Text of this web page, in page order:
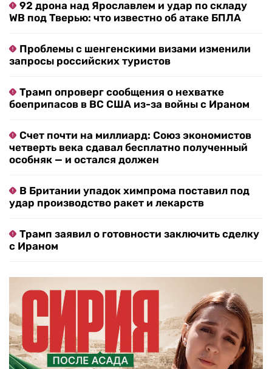
92 дрона над Ярославлем и удар по складу
WB под Тверью: что известно об атаке БПЛА
Проблемы с шенгенскими визами изменили
запросы российских туристов
Трамп опроверг сообщения о нехватке
боеприпасов в ВС США из-за войны с Ираном
Счет почти на миллиард: Союз экономистов
четверть века сдавал бесплатно полученный
особняк — и остался должен
В Британии упадок химпрома поставил под
удар производство ракет и лекарств
Трамп заявил о готовности заключить сделку
с Ираном